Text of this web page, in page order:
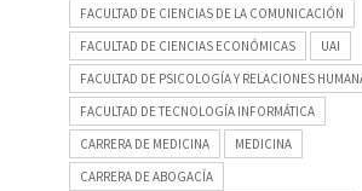
FACULTAD DE CIENCIAS DE LA COMUNICACIÓN
FACULTAD DE CIENCIAS ECONÓMICAS
UAI
FACULTAD DE PSICOLOGÍA Y RELACIONES
FACULTAD DE TECNOLOGÍA INFORMÁTICA
CARRERA DE MEDICINA
MEDICINA
CARRERA DE ABOGACÍA